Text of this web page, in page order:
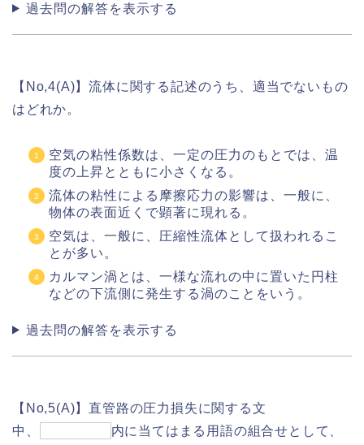
過去問の解答を表示する
【No,4(A)】流体に関する記述のうち、適当でないもの
はどれか。
空気の粘性係数は、一定の圧力のもとでは、温
度の上昇とともに小さくなる。
流体の粘性による摩擦応力の影響は、一般に、
物体の表面近くで顕著に現れる。
空気は、一般に、圧縮性流体として扱われるこ
とが多い。
カルマン渦とは、一様な流れの中に置いた円柱
などの下流側に発生する渦のことをいう。
過去問の解答を表示する
【No,5(A)】直管路の圧力損失に関する文
中、
内に当てはまる用語の組合せとして、